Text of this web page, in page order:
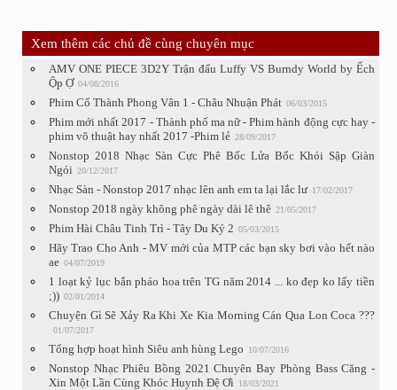
Xem thêm các chủ đề cùng chuyên mục
AMV ONE PIECE 3D2Y Trận đấu Luffy VS Burndy World by Ếch
Ộp Ợ 04/08/2016
Phim Cổ Thành Phong Vân 1 - Châu Nhuận Phát 06/03/2015
Phim mới nhất 2017 - Thành phố ma nữ - Phim hành động cực hay -
phim võ thuật hay nhất 2017 -Phim lẻ 28/09/2017
Nonstop 2018 Nhạc Sàn Cực Phê Bốc Lửa Bốc Khói Sập Giàn
Ngói 20/12/2017
Nhạc Sàn - Nonstop 2017 nhạc lên anh em ta lại lắc lư 17/02/2017
Nonstop 2018 ngày không phê ngày dài lê thê 21/05/2017
Phim Hài Châu Tinh Trì - Tây Du Ký 2 05/03/2015
Hãy Trao Cho Anh - MV mới của MTP các bạn sky bơi vào hết nào
ae 04/07/2019
1 loạt kỷ lục bắn pháo hoa trên TG năm 2014 ... ko đẹp ko lấy tiền
;)) 02/01/2014
Chuyện Gì Sẽ Xảy Ra Khi Xe Kia Morning Cán Qua Lon Coca ???
01/07/2017
Tổng hợp hoạt hình Siêu anh hùng Lego 10/07/2016
Nonstop Nhạc Phiêu Bồng 2021 Chuyên Bay Phòng Bass Căng -
Xin Một Lần Cùng Khóc Huynh Đệ Ơi
18/03/2021